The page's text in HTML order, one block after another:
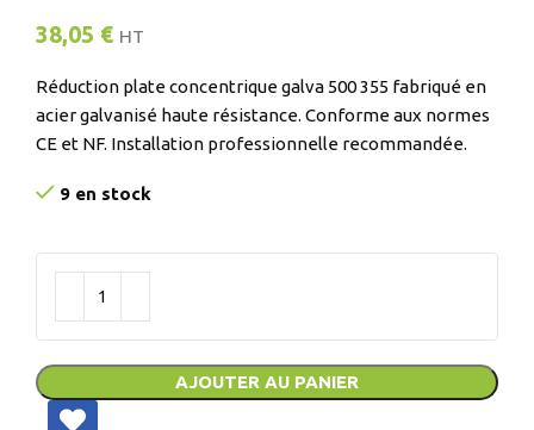
38,05 € HT
Réduction plate concentrique galva 500 355 fabriqué en
acier galvanisé haute résistance. Conforme aux normes
CE et NF. Installation professionnelle recommandée.
9 en stock
AJOUTER AU PANIER